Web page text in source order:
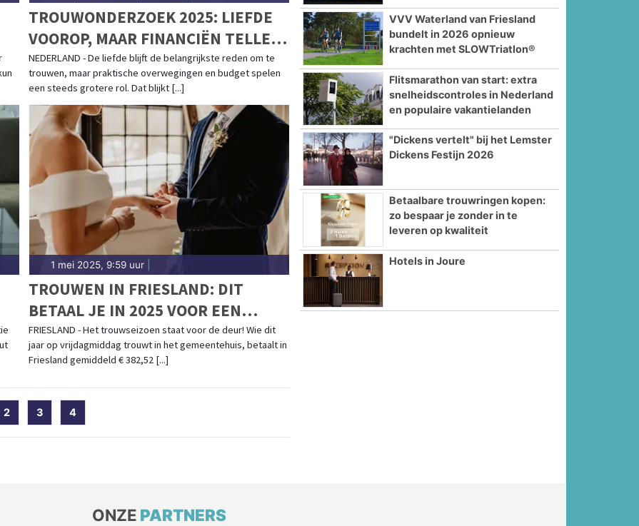
TROUWONDERZOEK 2025: LIEFDE
VOOROP, MAAR FINANCIËN TELLEN
MEE
NEDERLAND - De liefde blijft de belangrijkste reden om te
trouwen, maar praktische overwegingen en budget spelen
een steeds grotere rol. Dat blijkt [...]
1 mei 2025, 9:59 uur|
TROUWEN IN FRIESLAND: DIT
BETAAL JE IN 2025 VOOR EEN
HUWELIJKSCEREMONIE
FRIESLAND - Het trouwseizoen staat voor de deur! Wie dit
jaar op vrijdagmiddag trouwt in het gemeentehuis, betaalt in
Friesland gemiddeld € 382,52 [...]
2 3 4
VVV Waterland van Friesland
bundelt in 2026 opnieuw
krachten met SLOWTriatlon®
Flitsmarathon van start: extra
snelheidscontroles in Nederland
en populaire vakantielanden
"Dickens vertelt" bij het Lemster
Dickens Festijn 2026
Betaalbare trouwringen kopen:
zo bespaar je zonder in te
leveren op kwaliteit
Hotels in Joure
ONZE PARTNERS